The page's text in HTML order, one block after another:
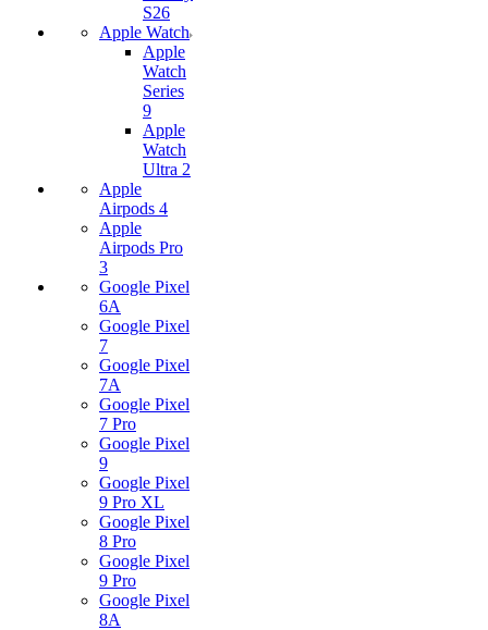
S26
Apple Watch
Apple
Watch
Series
9
Apple
Watch
Ultra 2
Apple
Airpods 4
Apple
Airpods Pro
3
Google Pixel
6A
Google Pixel
7
Google Pixel
7А
Google Pixel
7 Pro
Google Pixel
9
Google Pixel
9 Pro XL
Google Pixel
8 Pro
Google Pixel
9 Pro
Google Pixel
8A